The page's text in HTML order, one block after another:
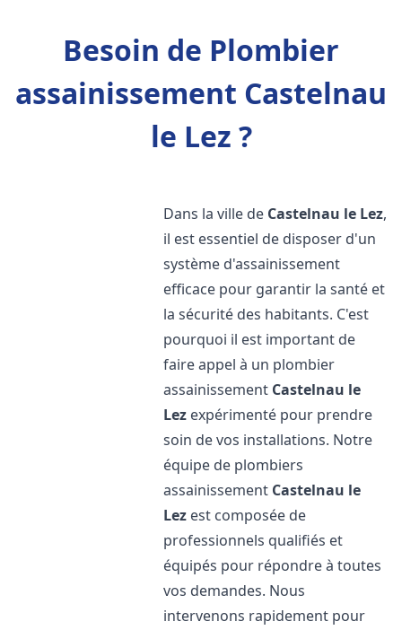
Besoin de Plombier
assainissement Castelnau
le Lez ?
Dans la ville de Castelnau le Lez,
il est essentiel de disposer d'un
système d'assainissement
efficace pour garantir la santé et
la sécurité des habitants. C'est
pourquoi il est important de
faire appel à un plombier
assainissement Castelnau le
Lez expérimenté pour prendre
soin de vos installations. Notre
équipe de plombiers
assainissement Castelnau le
Lez est composée de
professionnels qualifiés et
équipés pour répondre à toutes
vos demandes. Nous
intervenons rapidement pour